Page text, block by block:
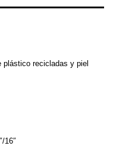
plástico recicladas y piel
16″